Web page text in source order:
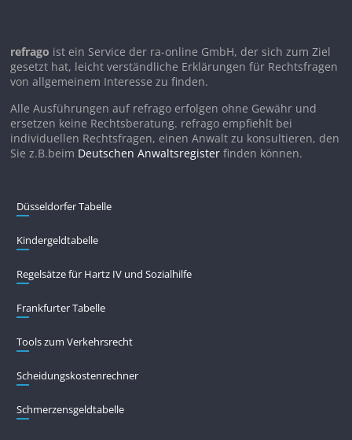
refrago ist ein Service der ra-online GmbH, der sich zum Ziel
gesetzt hat, leicht verständliche Erklärungen für Rechtsfragen
von allgemeinem Interesse zu finden.
Alle Ausführungen auf refrago erfolgen ohne Gewähr und
ersetzen keine Rechtsberatung. refrago empfiehlt bei
individuellen Rechtsfragen, einen Anwalt zu konsultieren, den
Sie z.B.beim Deutschen Anwaltsregister finden können.
Düsseldorfer Tabelle
Kindergeldtabelle
Regelsätze für Hartz IV und Sozialhilfe
Frankfurter Tabelle
Tools zum Verkehrsrecht
Scheidungskostenrechner
Schmerzensgeldtabelle